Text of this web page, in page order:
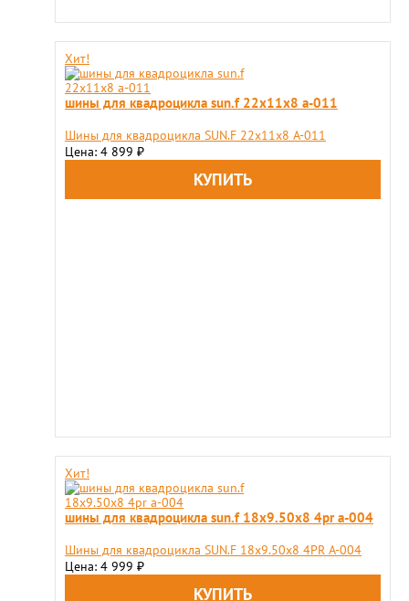
Хит!
шины для квадроцикла sun.f 22х11х8 а-011
Шины для квадроцикла SUN.F 22х11х8 А-011
Цена: 4 899 ₽
Хит!
шины для квадроцикла sun.f 18х9.50х8 4pr a-004
Шины для квадроцикла SUN.F 18х9.50х8 4PR A-004
Цена: 4 999 ₽